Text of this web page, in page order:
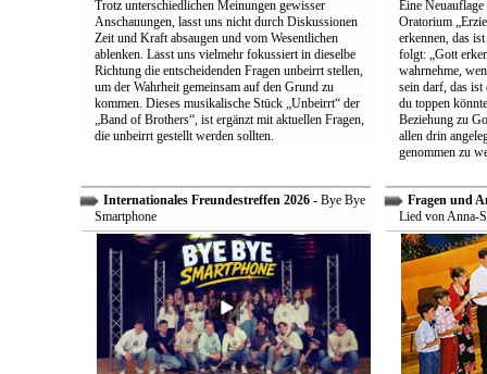
Trotz unterschiedlichen Meinungen gewisser
Anschauungen, lasst uns nicht durch Diskussionen
Zeit und Kraft absaugen und vom Wesentlichen
ablenken. Lasst uns vielmehr fokussiert in dieselbe
Richtung die entscheidenden Fragen unbeirrt stellen,
um der Wahrheit gemeinsam auf den Grund zu
kommen. Dieses musikalische Stück „Unbeirrt“ der
„Band of Brothers“, ist ergänzt mit aktuellen Fragen,
die unbeirrt gestellt werden sollten.
Eine Neuauflage
Oratorium
erkennen, das
folgt: „Gott
wahrnehme,
sein darf, das ist
du toppen
Beziehung zu
allen drin
genommen zu
Internationales Freundestreffen 2026- Bye Bye
Smartphone
Fragen und
Lied von Anna-